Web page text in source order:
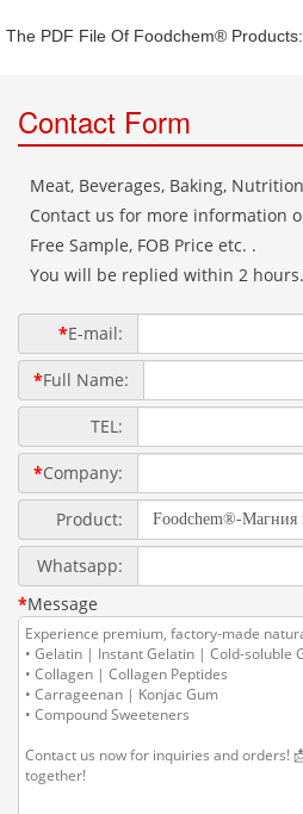
The PDF File Of Foodchem® Products: